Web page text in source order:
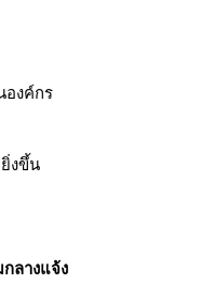
องค์กร
งขึ้น
ลางแจ้ง